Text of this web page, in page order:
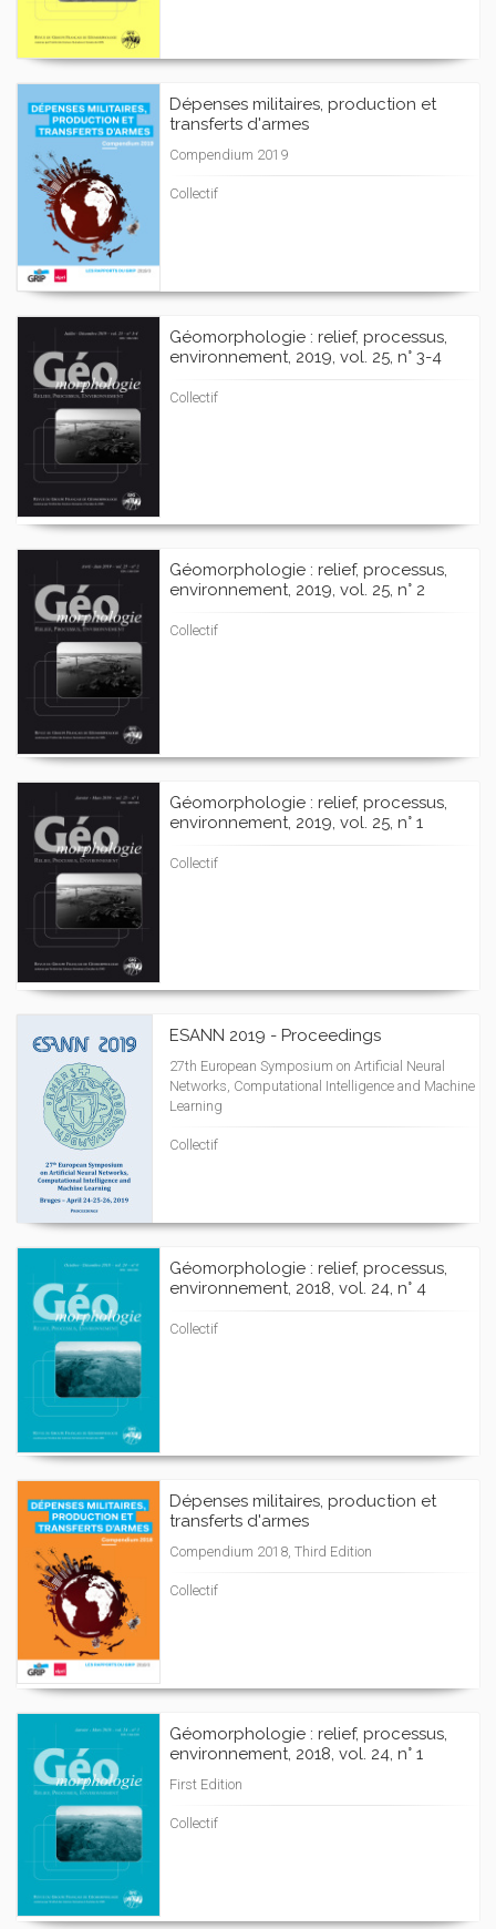
Dépenses militaires, production et
transferts d'armes
Compendium 2019
Collectif
Géomorphologie : relief, processus,
environnement, 2019, vol. 25, n° 3-4
Collectif
Géomorphologie : relief, processus,
environnement, 2019, vol. 25, n° 2
Collectif
Géomorphologie : relief, processus,
environnement, 2019, vol. 25, n° 1
Collectif
ESANN 2019 - Proceedings
27th European Symposium on Artificial Neural
Networks, Computational Intelligence and Machine
Learning
Collectif
Géomorphologie : relief, processus,
environnement, 2018, vol. 24, n° 4
Collectif
Dépenses militaires, production et
transferts d'armes
Compendium 2018, Third Edition
Collectif
Géomorphologie : relief, processus,
environnement, 2018, vol. 24, n° 1
First Edition
Collectif